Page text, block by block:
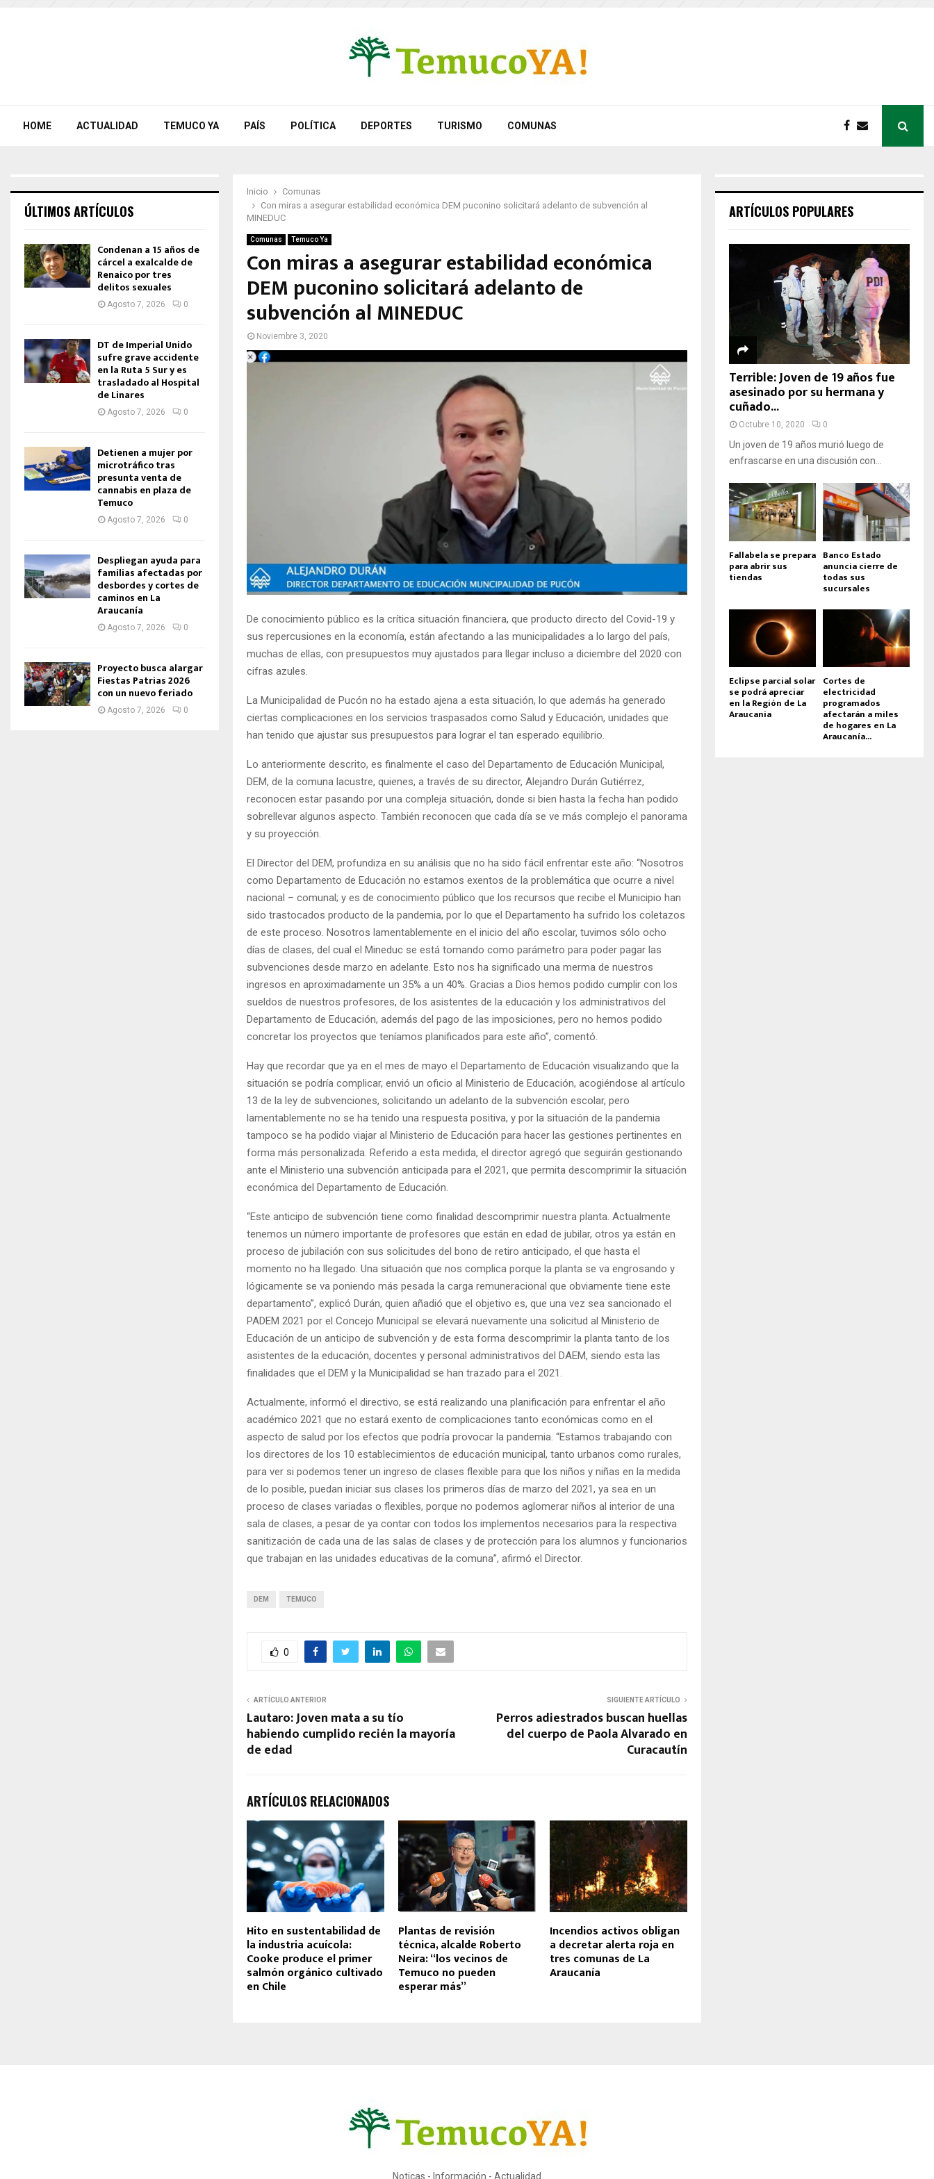
HOME ACTUALIDAD TEMUCO YA PAÍS POLÍTICA DEPORTES TURISMO COMUNAS
Inicio
Comunas
Con miras a asegurar estabilidad económica DEM puconino solicitará adelanto de subvención al
MINEDUC
Comunas Temuco Ya
Con miras a asegurar estabilidad económica
DEM puconino solicitará adelanto de
subvención al MINEDUC
Noviembre 3, 2020
De conocimiento público es la crítica situación financiera, que producto directo del Covid-19 y
sus repercusiones en la economía, están afectando a las municipalidades a lo largo del país,
muchas de ellas, con presupuestos muy ajustados para llegar incluso a diciembre del 2020 con
cifras azules.
La Municipalidad de Pucón no ha estado ajena a esta situación, lo que además ha generado
ciertas complicaciones en los servicios traspasados como Salud y Educación, unidades que
han tenido que ajustar sus presupuestos para lograr el tan esperado equilibrio.
Lo anteriormente descrito, es finalmente el caso del Departamento de Educación Municipal,
DEM, de la comuna lacustre, quienes, a través de su director, Alejandro Durán Gutiérrez,
reconocen estar pasando por una compleja situación, donde si bien hasta la fecha han podido
sobrellevar algunos aspecto. También reconocen que cada día se ve más complejo el panorama
y su proyección.
El Director del DEM, profundiza en su análisis que no ha sido fácil enfrentar este año: “Nosotros
como Departamento de Educación no estamos exentos de la problemática que ocurre a nivel
nacional – comunal; y es de conocimiento público que los recursos que recibe el Municipio han
sido trastocados producto de la pandemia, por lo que el Departamento ha sufrido los coletazos
de este proceso. Nosotros lamentablemente en el inicio del año escolar, tuvimos sólo ocho
días de clases, del cual el Mineduc se está tomando como parámetro para poder pagar las
subvenciones desde marzo en adelante. Esto nos ha significado una merma de nuestros
ingresos en aproximadamente un 35% a un 40%. Gracias a Dios hemos podido cumplir con los
sueldos de nuestros profesores, de los asistentes de la educación y los administrativos del
Departamento de Educación, además del pago de las imposiciones, pero no hemos podido
concretar los proyectos que teníamos planificados para este año”, comentó.
Hay que recordar que ya en el mes de mayo el Departamento de Educación visualizando que la
situación se podría complicar, envió un oficio al Ministerio de Educación, acogiéndose al artículo
13 de la ley de subvenciones, solicitando un adelanto de la subvención escolar, pero
lamentablemente no se ha tenido una respuesta positiva, y por la situación de la pandemia
tampoco se ha podido viajar al Ministerio de Educación para hacer las gestiones pertinentes en
forma más personalizada. Referido a esta medida, el director agregó que seguirán gestionando
ante el Ministerio una subvención anticipada para el 2021, que permita descomprimir la situación
económica del Departamento de Educación.
“Este anticipo de subvención tiene como finalidad descomprimir nuestra planta. Actualmente
tenemos un número importante de profesores que están en edad de jubilar, otros ya están en
proceso de jubilación con sus solicitudes del bono de retiro anticipado, el que hasta el
momento no ha llegado. Una situación que nos complica porque la planta se va engrosando y
lógicamente se va poniendo más pesada la carga remuneracional que obviamente tiene este
departamento”, explicó Durán, quien añadió que el objetivo es, que una vez sea sancionado el
PADEM 2021 por el Concejo Municipal se elevará nuevamente una solicitud al Ministerio de
Educación de un anticipo de subvención y de esta forma descomprimir la planta tanto de los
asistentes de la educación, docentes y personal administrativos del DAEM, siendo esta las
finalidades que el DEM y la Municipalidad se han trazado para el 2021.
Actualmente, informó el directivo, se está realizando una planificación para enfrentar el año
académico 2021 que no estará exento de complicaciones tanto económicas como en el
aspecto de salud por los efectos que podría provocar la pandemia. “Estamos trabajando con
los directores de los 10 establecimientos de educación municipal, tanto urbanos como rurales,
para ver si podemos tener un ingreso de clases flexible para que los niños y niñas en la medida
de lo posible, puedan iniciar sus clases los primeros días de marzo del 2021, ya sea en un
proceso de clases variadas o flexibles, porque no podemos aglomerar niños al interior de una
sala de clases, a pesar de ya contar con todos los implementos necesarios para la respectiva
sanitización de cada una de las salas de clases y de protección para los alumnos y funcionarios
que trabajan en las unidades educativas de la comuna”, afirmó el Director.
DEM TEMUCO
0
ARTÍCULO ANTERIOR
Lautaro: Joven mata a su tío
habiendo cumplido recién la mayoría
de edad
SIGUIENTE ARTÍCULO
Perros adiestrados buscan huellas
del cuerpo de Paola Alvarado en
Curacautín
ARTÍCULOS RELACIONADOS
Hito en sustentabilidad de
la industria acuícola:
Cooke produce el primer
salmón orgánico cultivado
en Chile
Plantas de revisión
técnica, alcalde Roberto
Neira: “los vecinos de
Temuco no pueden
esperar más”
Incendios activos obligan
a decretar alerta roja en
tres comunas de La
Araucanía
ÚLTIMOS ARTÍCULOS
Condenan a 15 años de
cárcel a exalcalde de
Renaico por tres
delitos sexuales
Agosto 7, 2026 0
DT de Imperial Unido
sufre grave accidente
en la Ruta 5 Sur y es
trasladado al Hospital
de Linares
Agosto 7, 2026 0
Detienen a mujer por
microtráfico tras
presunta venta de
cannabis en plaza de
Temuco
Agosto 7, 2026 0
Despliegan ayuda para
familias afectadas por
desbordes y cortes de
caminos en La
Araucanía
Agosto 7, 2026 0
Proyecto busca alargar
Fiestas Patrias 2026
con un nuevo feriado
Agosto 7, 2026 0
ARTÍCULOS POPULARES
Terrible: Joven de 19 años fue
asesinado por su hermana y
cuñado...
Octubre 10, 2020 0
Un joven de 19 años murió luego de
enfrascarse en una discusión con...
Fallabela se prepara
para abrir sus
tiendas
Banco Estado
anuncia cierre de
todas sus
sucursales
Eclipse parcial solar
se podrá apreciar
en la Región de La
Araucania
Cortes de
electricidad
programados
afectarán a miles
de hogares en La
Araucanía...
Noticas - Información - Actualidad